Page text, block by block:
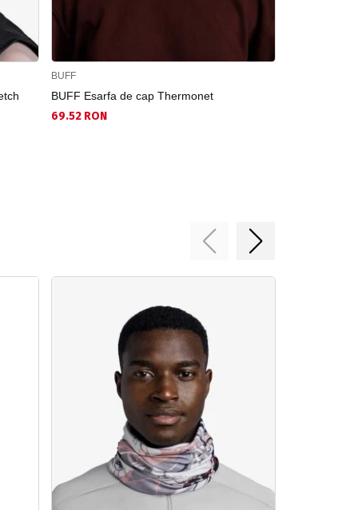
BUFF
BUFF Esarfa de cap Thermonet
69.52 RON